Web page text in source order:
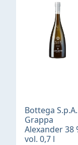
Bottega S.p.A.
Grappa
Alexander 38
vol. 0,7 l